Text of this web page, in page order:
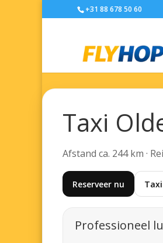
+31 88 678 50 60
Taxi
Afstand ca. 244 km ·
Reserveer nu
Professioneel